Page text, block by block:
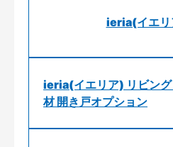
ieria(イエリ
ieria(イエリア) リビング
材 開き戸オプション